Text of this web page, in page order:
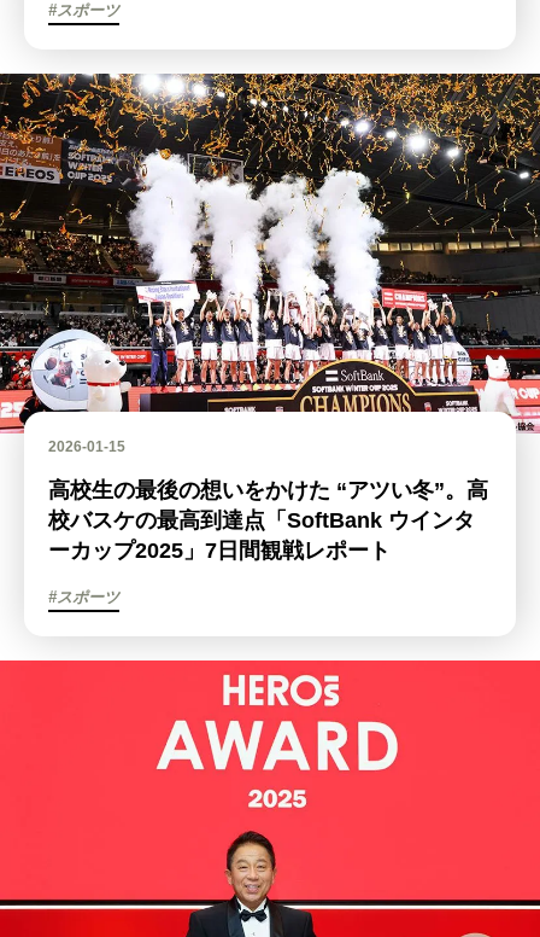
#スポーツ
2026-01-15
高校生の最後の想いをかけた “アツい冬”。高
校バスケの最高到達点「SoftBank ウインタ
ーカップ2025」7日間観戦レポート
#スポーツ